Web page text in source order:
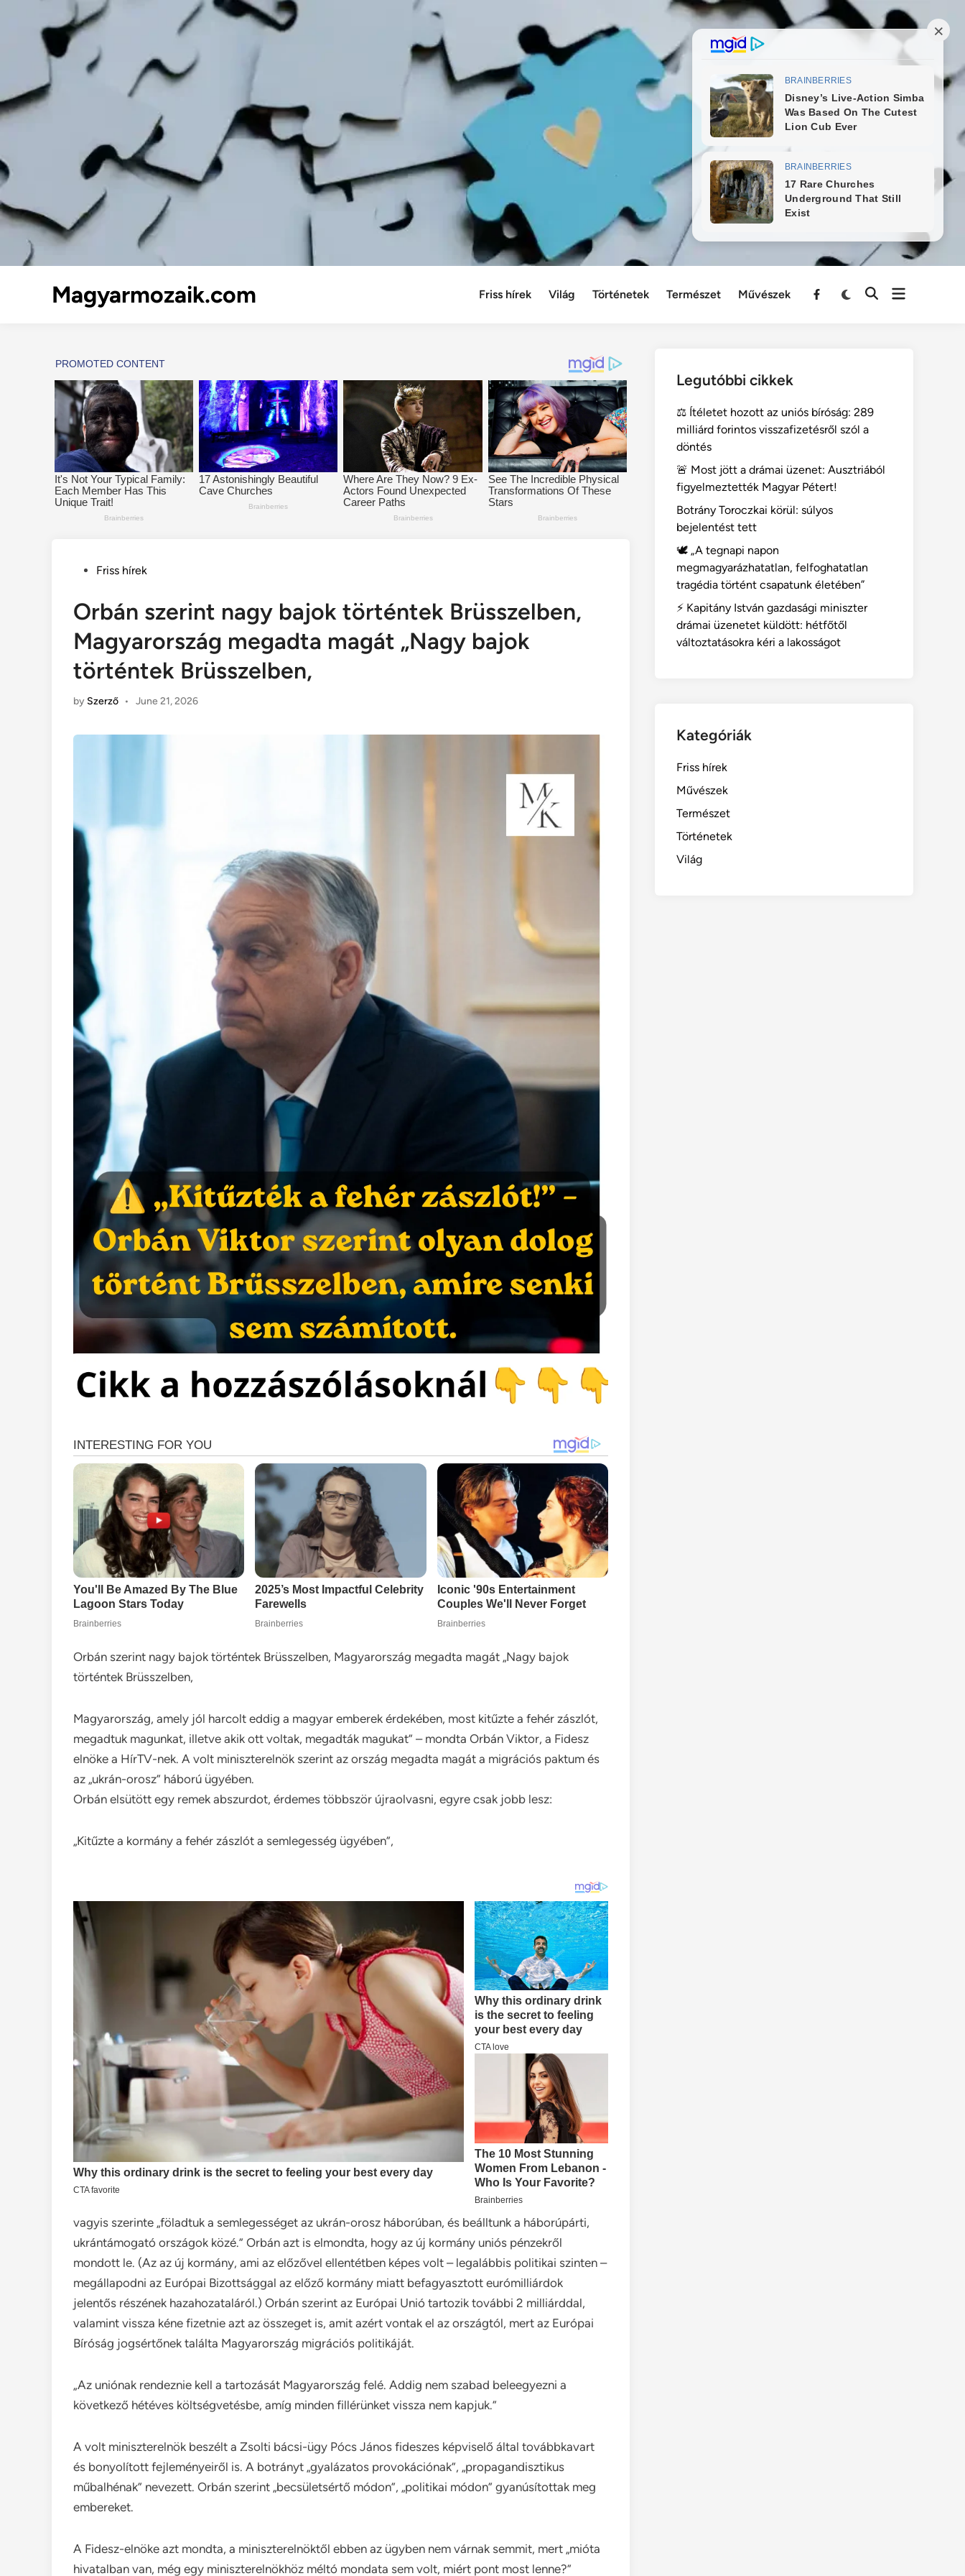
Magyarmozaik.com Friss hírek Világ Történetek Természet Művészek
Menu
PostedFriss hírek
Orbán szerint nagy bajok történtek Brüsszelben,
Magyarország megadta magát „Nagy bajok
történtek Brüsszelben,
by Szerző • June 21, 2026
Orbán szerint nagy bajok történtek Brüsszelben, Magyarország megadta magát „Nagy bajok
történtek Brüsszelben,
Magyarország, amely jól harcolt eddig a magyar emberek érdekében, most kitűzte a fehér zászlót,
megadtuk magunkat, illetve akik ott voltak, megadták magukat” – mondta Orbán Viktor, a Fidesz
elnöke a HírTV-nek. A volt miniszterelnök szerint az ország megadta magát a migrációs paktum és
az „ukrán-orosz” háború ügyében.
Orbán elsütött egy remek abszurdot, érdemes többször újraolvasni, egyre csak jobb lesz:
„Kitűzte a kormány a fehér zászlót a semlegesség ügyében”,
vagyis szerinte „föladtuk a semlegességet az ukrán-orosz háborúban, és beálltunk a háborúpárti,
ukrántámogató országok közé.” Orbán azt is elmondta, hogy az új kormány uniós pénzekről
mondott le. (Az az új kormány, ami az előzővel ellentétben képes volt – legalábbis politikai szinten –
megállapodni az Európai Bizottsággal az előző kormány miatt befagyasztott eurómilliárdok
jelentős részének hazahozataláról.) Orbán szerint az Európai Unió tartozik további 2 milliárddal,
valamint vissza kéne fizetnie azt az összeget is, amit azért vontak el az országtól, mert az Európai
Bíróság jogsértőnek találta Magyarország migrációs politikáját.
„Az uniónak rendeznie kell a tartozását Magyarország felé. Addig nem szabad beleegyezni a
következő hétéves költségvetésbe, amíg minden fillérünket vissza nem kapjuk.”
A volt miniszterelnök beszélt a Zsolti bácsi-ügy Pócs János fideszes képviselő által továbbkavart
és bonyolított fejleményeiről is. A botrányt „gyalázatos provokációnak”, „propagandisztikus
műbalhénak” nevezett. Orbán szerint „becsületsértő módon”, „politikai módon” gyanúsítottak meg
embereket.
A Fidesz-elnöke azt mondta, a miniszterelnöktől ebben az ügyben nem várnak semmit, mert „mióta
hivatalban van, még egy miniszterelnökhöz méltó mondata sem volt, miért pont most lenne?”
Legutóbbi cikkek
⚖️ Ítéletet hozott az uniós bíróság: 289
milliárd forintos visszafizetésről szól a
döntés
🚨 Most jött a drámai üzenet: Ausztriából
figyelmeztették Magyar Pétert!
Botrány Toroczkai körül: súlyos
bejelentést tett
🕊️ „A tegnapi napon
megmagyarázhatatlan, felfoghatatlan
tragédia történt csapatunk életében”
⚡ Kapitány István gazdasági miniszter
drámai üzenetet küldött: hétfőtől
változtatásokra kéri a lakosságot
Kategóriák
Friss hírek
Művészek
Természet
Történetek
Világ